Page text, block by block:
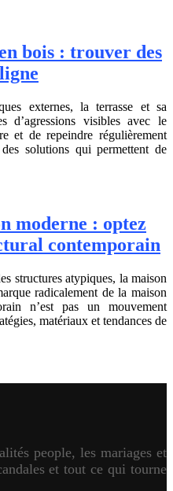
bois : trouver des
externes, la terrasse et sa
d’agressions visibles avec le
et de repeindre régulièrement
solutions qui permettent de
moderne : optez
contemporain
structures atypiques, la maison
radicalement de la maison
n’est pas un mouvement
matériaux et tendances de
people, les mariages et
et tout ce qui tourne